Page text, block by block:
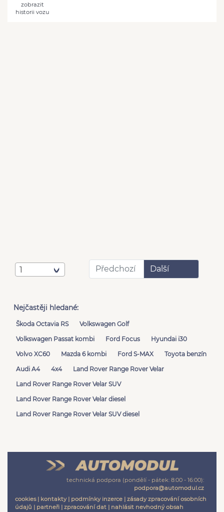
zobrazit
historii vozu
1 Předchozí Další
Nejčastěji hledané:
Škoda Octavia RS
Volkswagen Golf
Volkswagen Passat kombi
Ford Focus
Hyundai i30
Volvo XC60
Mazda 6 kombi Ford S-MAX
Toyota benzín
Audi A4
4x4
Land Rover Range Rover Velar
Land Rover Range Rover Velar SUV
Land Rover Range Rover Velar diesel
Land Rover Range Rover Velar SUV diesel
technická podpora (pondělí - pátek: 8:00 - 16:00):
podpora@automodul.cz
cookies| kontakty| podmínky inzerce | zásady zpracování osobních
údajů | partneři | zpracování dat | nahlásit nevhodný obsah